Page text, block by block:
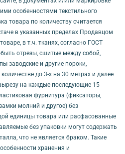
особенностями текстильного
товара по количеству считается
в указанных пределах Продавцом
в т.ч. тканях, согласно ГОСТ
отрезы, сшитые между собой,
заводские и другие пороки,
до 3-х на 30 метрах и далее
на каждые последующие 15
фурнитура (фиксаторы,
молний и другое) без
единицы товара или расфасованные
без упаковки могут содержать
что не является браком. Такие
хранения и